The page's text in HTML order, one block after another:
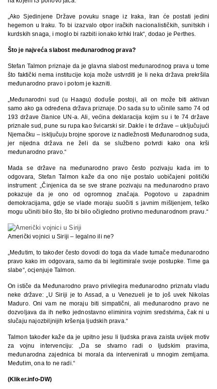
„Ako Sjedinjene Države povuku snage iz Iraka, Iran će postati jedini
hegemon u Iraku. To bi izazvalo otpor iračkih nacionalističkih, sunitskih i
kurdskih snaga, i moglo bi razbiti ionako krhki Irak“, dodao je Perthes.
Što je najveća slabost međunarodnog prava?
Stefan Talmon priznaje da je glavna slabost međunarodnog prava u tome
što faktički nema institucije koja može ustvrditi je li neka država prekršila
međunarodno pravo i potom je kazniti.
„Međunarodni sud (u Haagu) doduše postoji, ali on može biti aktivan
samo ako ga određena država priznaje. Do sada su to učinile samo 74 od
193 države članice UN-a. Ali, većina deklaracija kojim su i te 74 države
priznale sud, pune su rupa kao švicarski sir. Dakle i te države – uključujući
Njemačku – isključuju brojne sporove iz nadležnosti Međunarodnog suda,
jer nijedna država ne želi da se službeno potvrdi kako ona krši
međunarodno pravo.“
Mada se države na međunarodno pravo često pozivaju kada im to
odgovara, Stefan Talmon kaže da ono nije postalo uobičajeni politički
instrument: „Činjenica da se sve strane pozivaju na međunarodno pravo
pokazuje da je ono od ogromnog značaja. Pogotovo u zapadnim
demokracijama, gdje se vlade moraju suočiti s javnim mišljenjem, teško
mogu učiniti bilo što, što bi bilo očigledno protivno međunarodnom pravu.“
Američki vojnici u Siriji – legalno ili ne?
„Međutim, to također često dovodi do toga da vlade tumače međunarodno
pravo kako im odgovara, samo da bi legitimirale svoje postupke. Time ga
slabe“, ocjenjuje Talmon.
On ističe da Međunarodno pravo privilegira međunarodno priznatu vladu
neke države: „U Siriji je to Assad, a u Venezueli je to još uvek Nikolas
Maduro. Oni vam ne moraju biti simpatični, ali međunarodno pravo ne
dozvoljava da ih netko jednostavno eliminira vojnim sredstvima, čak ni u
slučaju najozbiljnijih kršenja ljudskih prava.“
Talmon također kaže da je upitno jesu li ljudska prava zaista uvijek motiv
za vojnu intervenciju: „Da se stvarno radi o ljudskim pravima,
međunarodna zajednica bi morala da intervenirati u mnogim zemljama.
Međutim, ona to ne radi.“
(Kliker.info-DW)